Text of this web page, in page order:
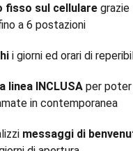
fisso sul cellulare grazie
a 6 postazioni
i giorni ed orari di
linea INCLUSAper
in contemporanea
messaggi di